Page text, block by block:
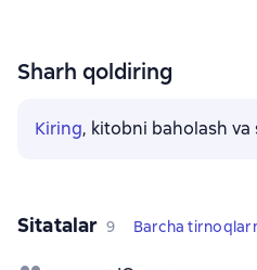
Sharh qoldiring
Kiring, kitobni baholash
Sitatalar 9 Barcha